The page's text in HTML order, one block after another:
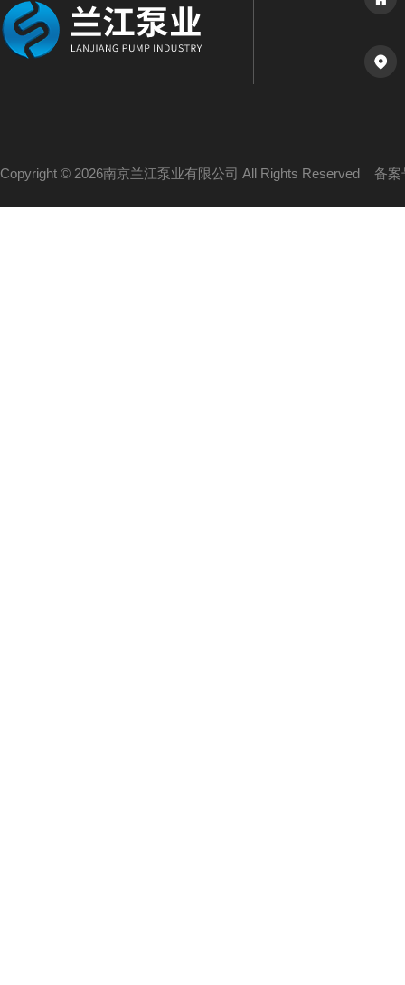
Copyright © 2026南京兰江泵业有限公司 All Rights Reserved 备案